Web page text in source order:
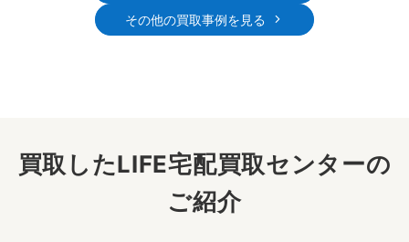
その他の買取事例を見る
買取したLIFE宅配買取センターの
ご紹介